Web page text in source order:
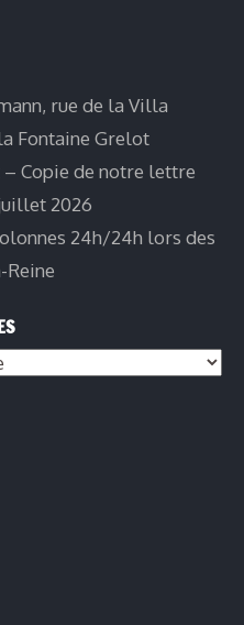
rue de la Villa
Fontaine Grelot
Copie de notre lettre
2026
24h/24h lors des
Reine